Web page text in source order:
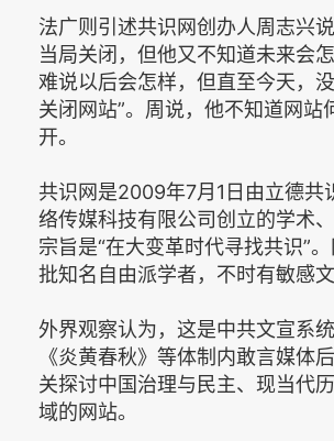
法广则引述共识网创办人周志兴
当局关闭，但他又不知道未来会
难说以后会怎样，但直至今天，
关闭网站”。周说，他不知道网站
开。
共识网是2009年7月1日由立德共
络传媒科技有限公司创立的学术、
宗旨是“在大变革时代寻找共识”
批知名自由派学者，不时有敏感文
外界观察认为，这是中共文宣系
《炎黄春秋》等体制内敢言媒体
关探讨中国治理与民主、现当代
域的网站。